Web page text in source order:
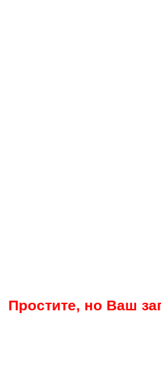
Простите, но Ваш